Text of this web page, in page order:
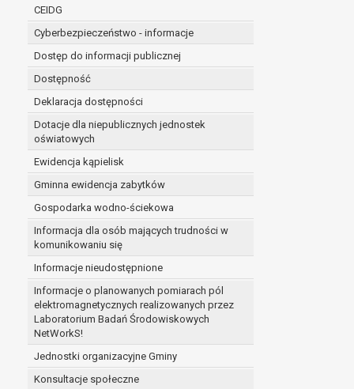
CEIDG
Cyberbezpieczeństwo - informacje
Dostęp do informacji publicznej
Dostępność
Deklaracja dostępności
Dotacje dla niepublicznych jednostek
oświatowych
Ewidencja kąpielisk
Gminna ewidencja zabytków
Gospodarka wodno-ściekowa
Informacja dla osób mających trudności w
komunikowaniu się
Informacje nieudostępnione
Informacje o planowanych pomiarach pól
elektromagnetycznych realizowanych przez
Laboratorium Badań Środowiskowych
NetWorkS!
Jednostki organizacyjne Gminy
Konsultacje społeczne
administratorowi bądź
niezbędność przetwarzania do celów
Z przyczyn związanych z Pani/Pana
on istnienie ważnych prawnie uzasadnionych
ustalenia, dochodzenia lub obrony roszczeń.
W przypadku gdy przetwarzanie danych osobowych
prawo do cofnięcia tej zgody w dowolnym momencie.
Przysługuje Pani/Panu prawo wniesienia skargi do
Organem właściwym do wniesienia skargi jest Prezes
W zależności od sfery, w której przetwarzane są
Pani/Pana dane nie będą poddawane